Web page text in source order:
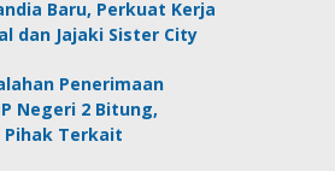
Baru, Perkuat Kerja
dan Jajaki Sister City
Penerimaan
Negeri 2 Bitung,
Pihak Terkait